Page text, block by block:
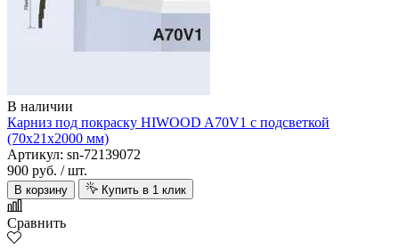
В наличии
Карниз под покраску HIWOOD A70V1 с подсветкой
(70х21х2000 мм)
Артикул: sn-72139072
900 руб. / шт.
В корзину Купить в 1 клик
Сравнить